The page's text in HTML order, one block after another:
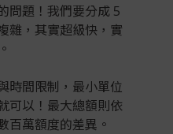
問題！我們要分成 5
雜，其實超級快，實
時間限制，最小單位
可以！最大總額則依
百萬額度的差異。